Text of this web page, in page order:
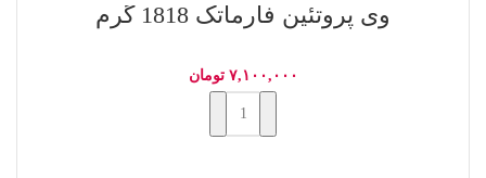
وی پروتئین فارماتک 1818 گرم
۷,۱۰۰,۰۰۰ تومان